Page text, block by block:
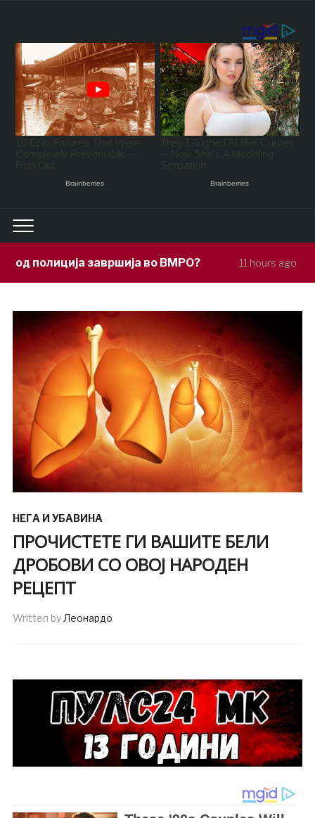
во ВМРО? 11 hours ago Под
НЕГА И УБАВИНА
ПРОЧИСТЕТЕ ГИ ВАШИТЕ БЕЛИ
ДРОБОВИ СО ОВОЈ НАРОДЕН
РЕЦЕПТ
Written byЛеонардо